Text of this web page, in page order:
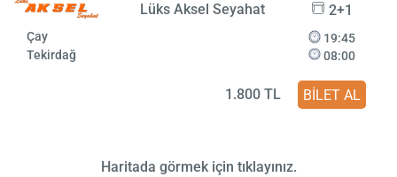
Lüks Aksel Seyahat 2+1
Çay
Tekirdağ
19:45
08:00
1.800 TL BİLET AL
Haritada görmek için tıklayınız.